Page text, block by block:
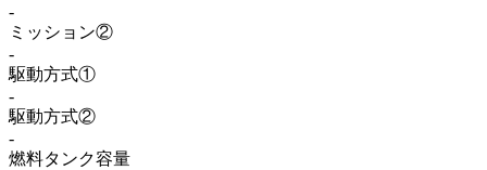
-
ミッション②
-
駆動方式①
-
駆動方式②
-
燃料タンク容量